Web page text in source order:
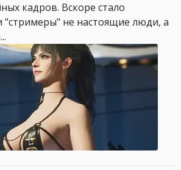
кадров. Вскоре стало
"стримеры" не настоящие люди, а